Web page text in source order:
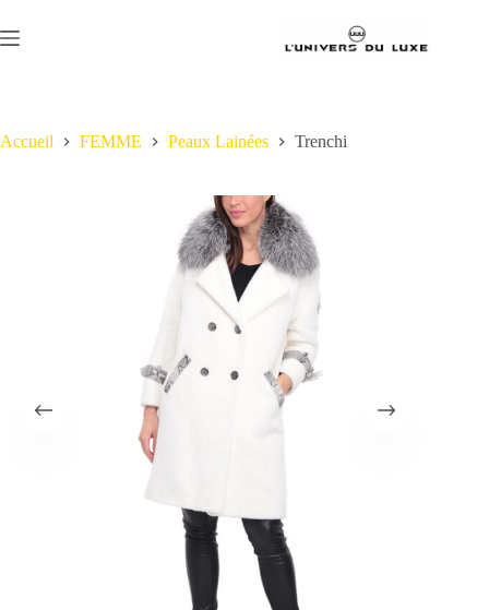
au
contenu
Accueil FEMME Peaux Lainées Trenchi